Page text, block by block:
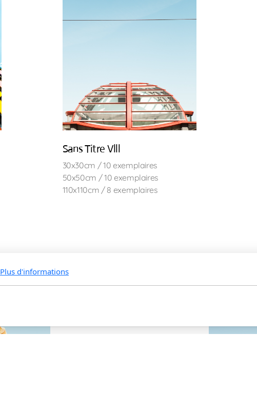
Sans Titre Vlll
30x30cm / 10 exemplaires
50x50cm / 10 exemplaires
110x110cm / 8 exemplaires
Plus d'informations